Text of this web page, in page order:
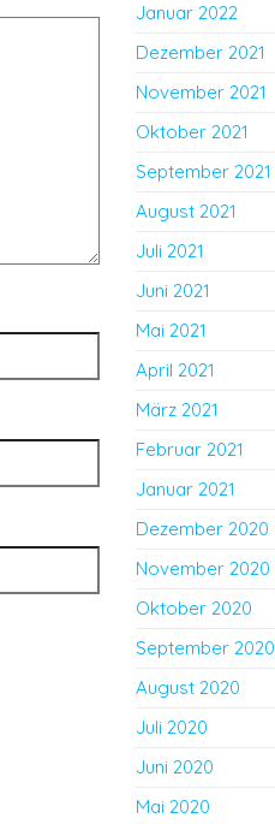
Januar 2022
Dezember 2021
November 2021
Oktober 2021
September 2021
August 2021
Juli 2021
Juni 2021
Mai 2021
April 2021
März 2021
Februar 2021
Januar 2021
Dezember 2020
November 2020
Oktober 2020
September 2020
August 2020
Juli 2020
Juni 2020
Mai 2020